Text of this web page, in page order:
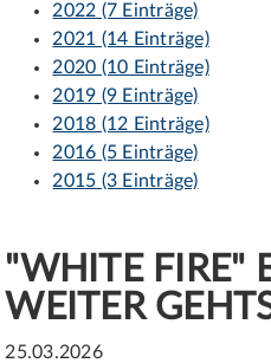
2022 (7 Einträge)
2021 (14 Einträge)
2020 (10 Einträge)
2019 (9 Einträge)
2018 (12 Einträge)
2016 (5 Einträge)
2015 (3 Einträge)
"WHITE FIRE"
WEITER
25.03.2026